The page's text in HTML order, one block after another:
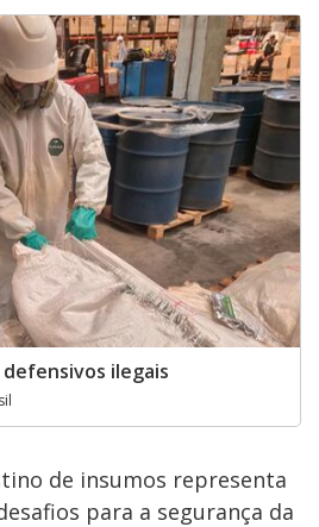
ilegais
de insumos representa
para a segurança da